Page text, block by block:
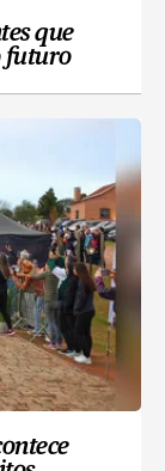
que
futuro